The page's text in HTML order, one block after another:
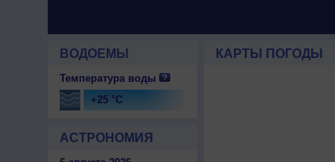
ВОДОЕМЫ
Температура воды
+25 °C
АСТРОНОМИЯ
КАРТЫ ПОГОДЫ